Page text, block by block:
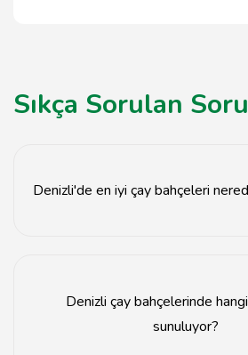
Sıkça Sorulan
Denizli'de en iyi çay bahçeleri
Denizli çay bahçelerinde
sunuluyor?